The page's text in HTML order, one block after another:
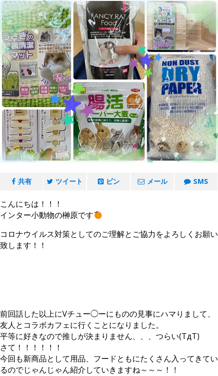
共有 ツイート ピン メール SMS
こんにちは！！！
インター小動物の榊原です
コロナウイルス対策としてのご理解とご協力をよろしくお願い
致します！！
前回話した以上にVチュー◯ーにものの見事にハマりまして、
友人とコラボカフェに行くことになりました。
平等に好きなので推しが決まりません、、、つらい(TдT)
さて！！！！！！
今回も新商品として用品、フードともにたくさん入ってきてい
るのでじゃんじゃん紹介していきますね～～～！！